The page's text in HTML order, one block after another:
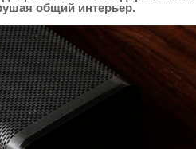
общий интерьер.